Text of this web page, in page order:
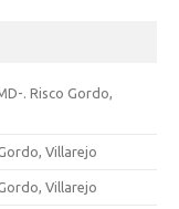
. Risco Gordo,
Villarejo
Villarejo